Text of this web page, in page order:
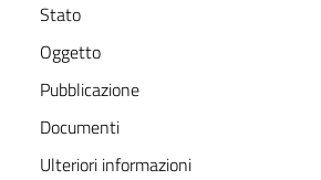
Stato
Oggetto
Pubblicazione
Documenti
Ulteriori informazioni